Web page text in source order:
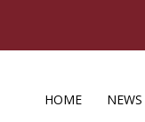
HOME NEWS